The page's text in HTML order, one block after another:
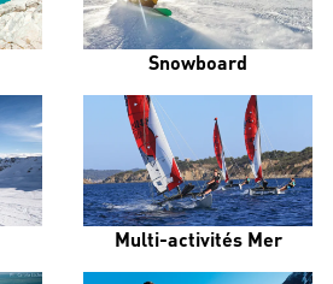
Snowboard
Multi-activités Mer